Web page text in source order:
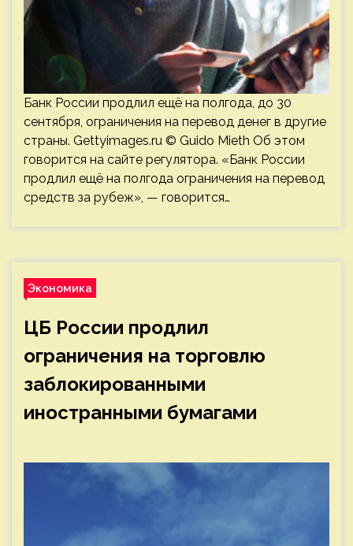
Банк России продлил ещё на полгода, до 30
сентября, ограничения на перевод денег в другие
страны. Gettyimages.ru © Guido Mieth Об этом
говорится на сайте регулятора. «Банк России
продлил ещё на полгода ограничения на перевод
средств за рубеж», — говорится…
Экономика
ЦБ России продлил
ограничения на торговлю
заблокированными
иностранными бумагами